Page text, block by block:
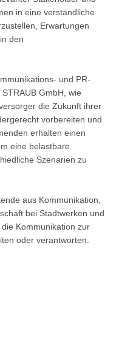
in eine verständliche
Erwartungen
den
und PR-
GmbH, wie
die Zukunft ihrer
vorbereiten und
erhalten einen
eine belastbare
Szenarien zu
aus Kommunikation,
bei Stadtwerken und
Kommunikation zur
oder verantworten.